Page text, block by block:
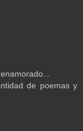
de poemas y